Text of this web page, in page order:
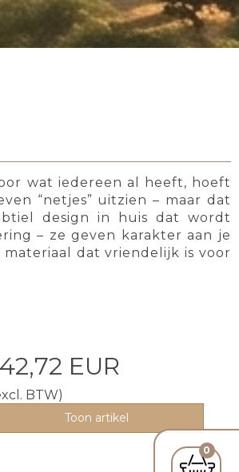
0
wat iedereen al heeft, hoeft
“netjes” uitzien – maar dat
design in huis dat wordt
– ze geven karakter aan je
dat vriendelijk is voor
EUR
BTW)
Toon artikel